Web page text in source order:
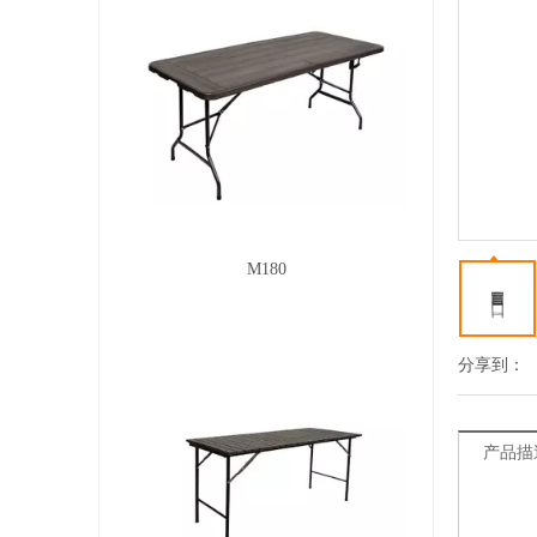
M180
分享到：
产品描